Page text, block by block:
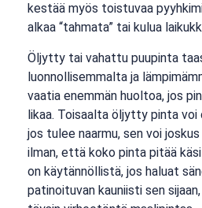
kestää myös toistuvaa
alkaa “tahmata” tai kulua
Öljytty tai vahattu puupinta
luonnollisemmalta ja
vaatia enemmän huoltoa, jos
likaa. Toisaalta öljytty pinta voi
jos tulee naarmu, sen voi
ilman, että koko pinta pitää
on käytännöllistä, jos haluat
patinoituvan kauniisti sen